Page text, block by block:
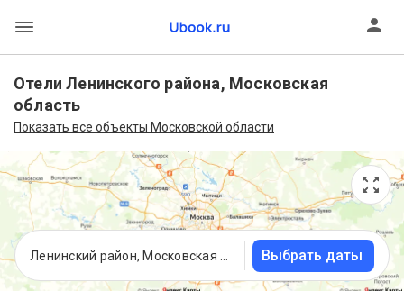
Отели Ленинского района, Московская
область
Показать все объекты Московской области
Выбрать даты